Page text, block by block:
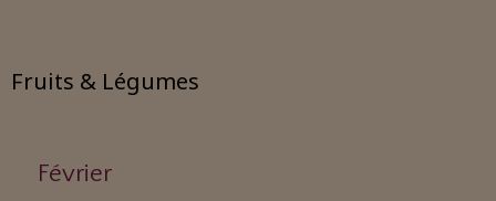
Fruits & Légumes
Février